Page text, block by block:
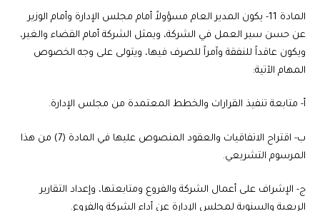
المادة 11- يكون المدير العام مسؤولاً أمام مجلس الإدارة وأمام الوزير
عن حسن سير العمل في الشركة، ويمثل الشركة أمام القضاء والغير،
ويكون عاقداً للنفقة وآمراً للصرف فيها، ويتولى على وجه الخصوص
المهام الآتية:
أ‌- متابعة تنفيذ القرارات والخطط المعتمدة من مجلس الإدارة.
ب‌- اقتراح الاتفاقيات والعقود المنصوص عليها في المادة (7) من هذا
المرسوم التشريعي.
ج‌- الإشراف على أعمال الشركة والفروع ومتابعتها، وإعداد التقارير
الربعية والسنوية لمجلس الإدارة عن أداء الشركة والفروع.